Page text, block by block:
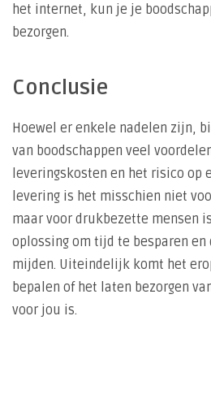
het internet, kun je je
bezorgen.
Conclusie
Hoewel er enkele nadelen zijn,
van boodschappen veel
leveringskosten en het risico op
levering is het misschien niet
maar voor drukbezette mensen
oplossing om tijd te besparen
mijden. Uiteindelijk komt het
bepalen of het laten bezorgen
voor jou is.